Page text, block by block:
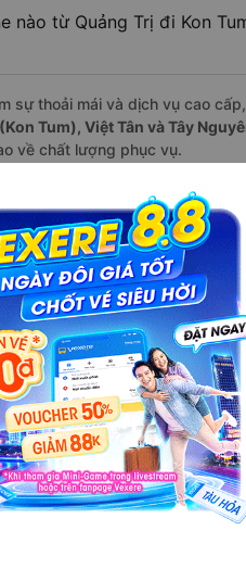
nào từ Quảng Trị đi Kon
sự thoải mái và dịch vụ cao
Tum), Việt Tân và Tây
về chất lượng phục vụ.
đi Kon Tum có giá rẻ
từ350.000đồng, Pháp Đấy
bao nhiêu nhà xe limousine
này hiện có4 nhà xelimousine
giá.
từ Quảng Trị đến Kon
hay không?